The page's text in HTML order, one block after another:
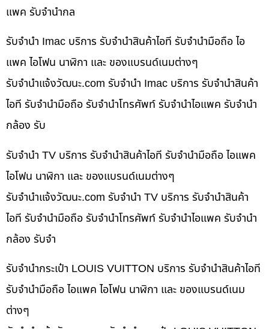
แพค รับจำนำกล
รับจำนำ Imac บริการ รับจำนำสินค้าไอที รับจำนำมือถือ ไอ
แพค ไอโฟน นาฬิกา และ ของแบรนด์เนมต่างๆ
รับจํานําแจ้งวัฒนะ.com รับจำนำ Imac บริการ รับจำนำสินค้า
ไอที รับจำนำมือถือ รับจำนำโทรศัพท์ รับจำนำไอแพค รับจำนำ
กล้อง รับ
รับจำนำ TV บริการ รับจำนำสินค้าไอที รับจำนำมือถือ ไอแพค
ไอโฟน นาฬิกา และ ของแบรนด์เนมต่างๆ
รับจํานําแจ้งวัฒนะ.com รับจำนำ TV บริการ รับจำนำสินค้า
ไอที รับจำนำมือถือ รับจำนำโทรศัพท์ รับจำนำไอแพค รับจำนำ
กล้อง รับจำ
รับจำนำกระเป๋า LOUIS VUITTON บริการ รับจำนำสินค้าไอที
รับจำนำมือถือ ไอแพค ไอโฟน นาฬิกา และ ของแบรนด์เนม
ต่างๆ